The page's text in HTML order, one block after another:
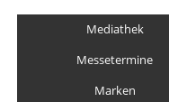
Mediathek
Messetermine
Marken